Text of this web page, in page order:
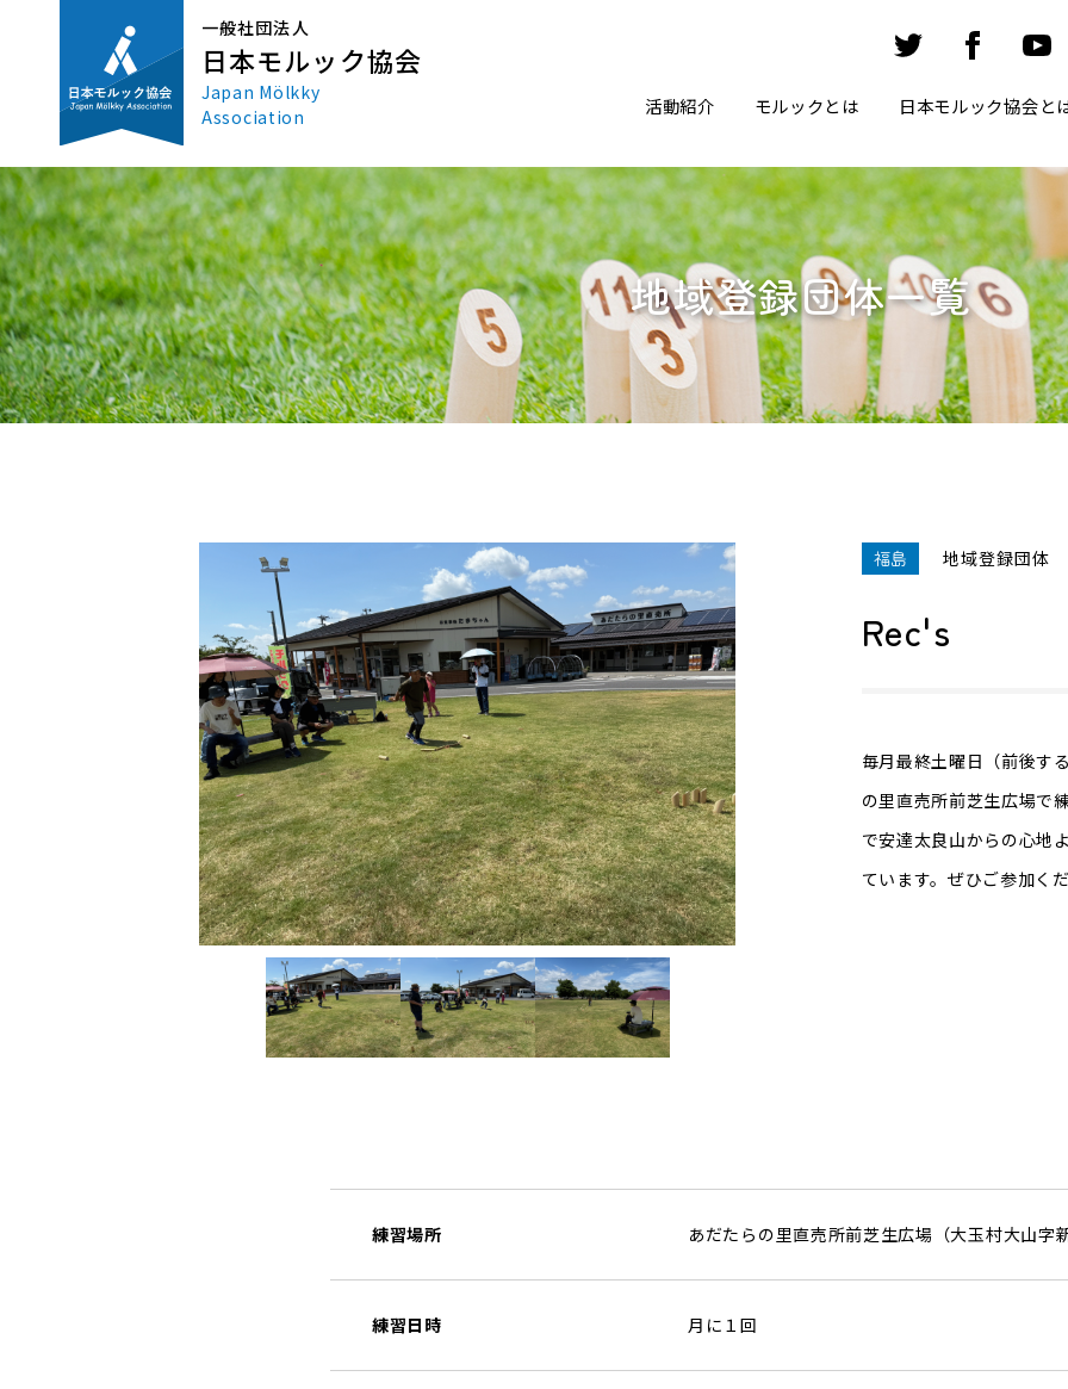
一般社団法人
日本モルック協会
Japan Mölkky
Association
活動紹介 モルックとは 日本モルック協会と
地域登録団体一覧
福島 地域登録団体
Rec's
毎月最終土曜日（前後す
の里直売所前芝生広場で
で安達太良山からの心地
ています。ぜひご参加くだ
練習場所 あだたらの里直売所前芝生広場（大玉村大山字
練習日時 月に１回